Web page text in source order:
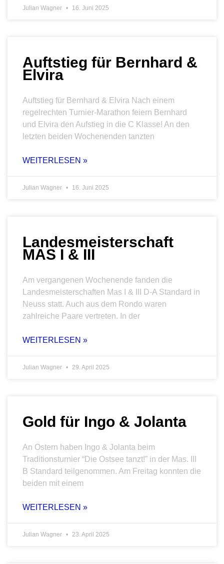
Julian Wagner 16. Juni 2025
Auftstieg für Bernhard &
Elvira
Auftstieg für Bernhard & Elvira Nach einem
regelrechten Turnier-Marathon feiern Bernhard
und Elvira den Aufstieg in die C Klasse! An den
letzten beiden Wochenenden tanzten
WEITERLESEN »
Julian Wagner 16. Juni 2025
Landesmeisterschaft
MAS I & III
Am vergangenen Wochenende fanden die
Landesmeisterschaften Mas I & III D-A Standard in
Neuss statt. Auch aus dem Rondo waren
zahlreiche Paare vertreten. In der
WEITERLESEN »
Julian Wagner 29. April 2025
Gold für Ingo & Jolanta
An Ostern haben Ingo & Jolanta beim
Traditionsturnier “Die Ostsee tanzt!” in der Mas. III
B Standard teilgenommen. Am Freitag konnten die
beiden mit einem
WEITERLESEN »
Julian Wagner 23. April 2025